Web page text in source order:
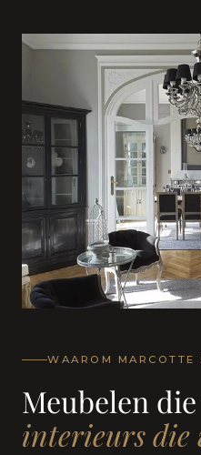
WAAROM MARCOTTE
Meubelen
interieurs die